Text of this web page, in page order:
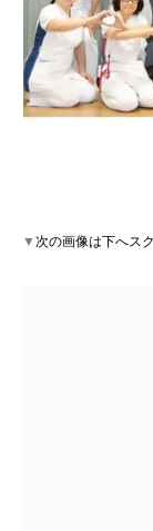
▼次の画像は下へス